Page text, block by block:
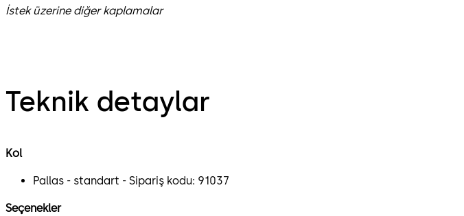
İstek üzerine diğer kaplamalar
Teknik detaylar
Kol
Pallas - standart - Sipariş kodu: 91037
Seçenekler